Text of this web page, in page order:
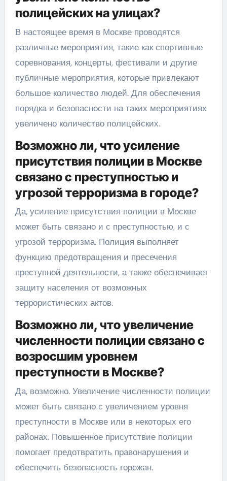
полицейских на улицах?
В настоящее время в Москве проводятся
различные мероприятия, такие как спортивные
соревнования, концерты, фестивали и другие
публичные мероприятия, которые привлекают
большое количество людей. Для обеспечения
порядка и безопасности на таких мероприятиях
увеличено количество полицейских.
Возможно ли, что усиление
присутствия полиции в Москве
связано с преступностью и
угрозой терроризма в городе?
Да, усиление присутствия полиции в Москве
может быть связано и с преступностью, и с
угрозой терроризма. Полиция выполняет
функцию предотвращения и пресечения
преступной деятельности, а также обеспечивает
защиту населения от возможных
террористических актов.
Возможно ли, что увеличение
численности полиции связано с
возросшим уровнем
преступности в Москве?
Да, возможно. Увеличение численности полиции
может быть связано с увеличением уровня
преступности в Москве или в некоторых его
районах. Повышенное присутствие полиции
помогает предотвратить правонарушения и
обеспечить безопасность горожан.